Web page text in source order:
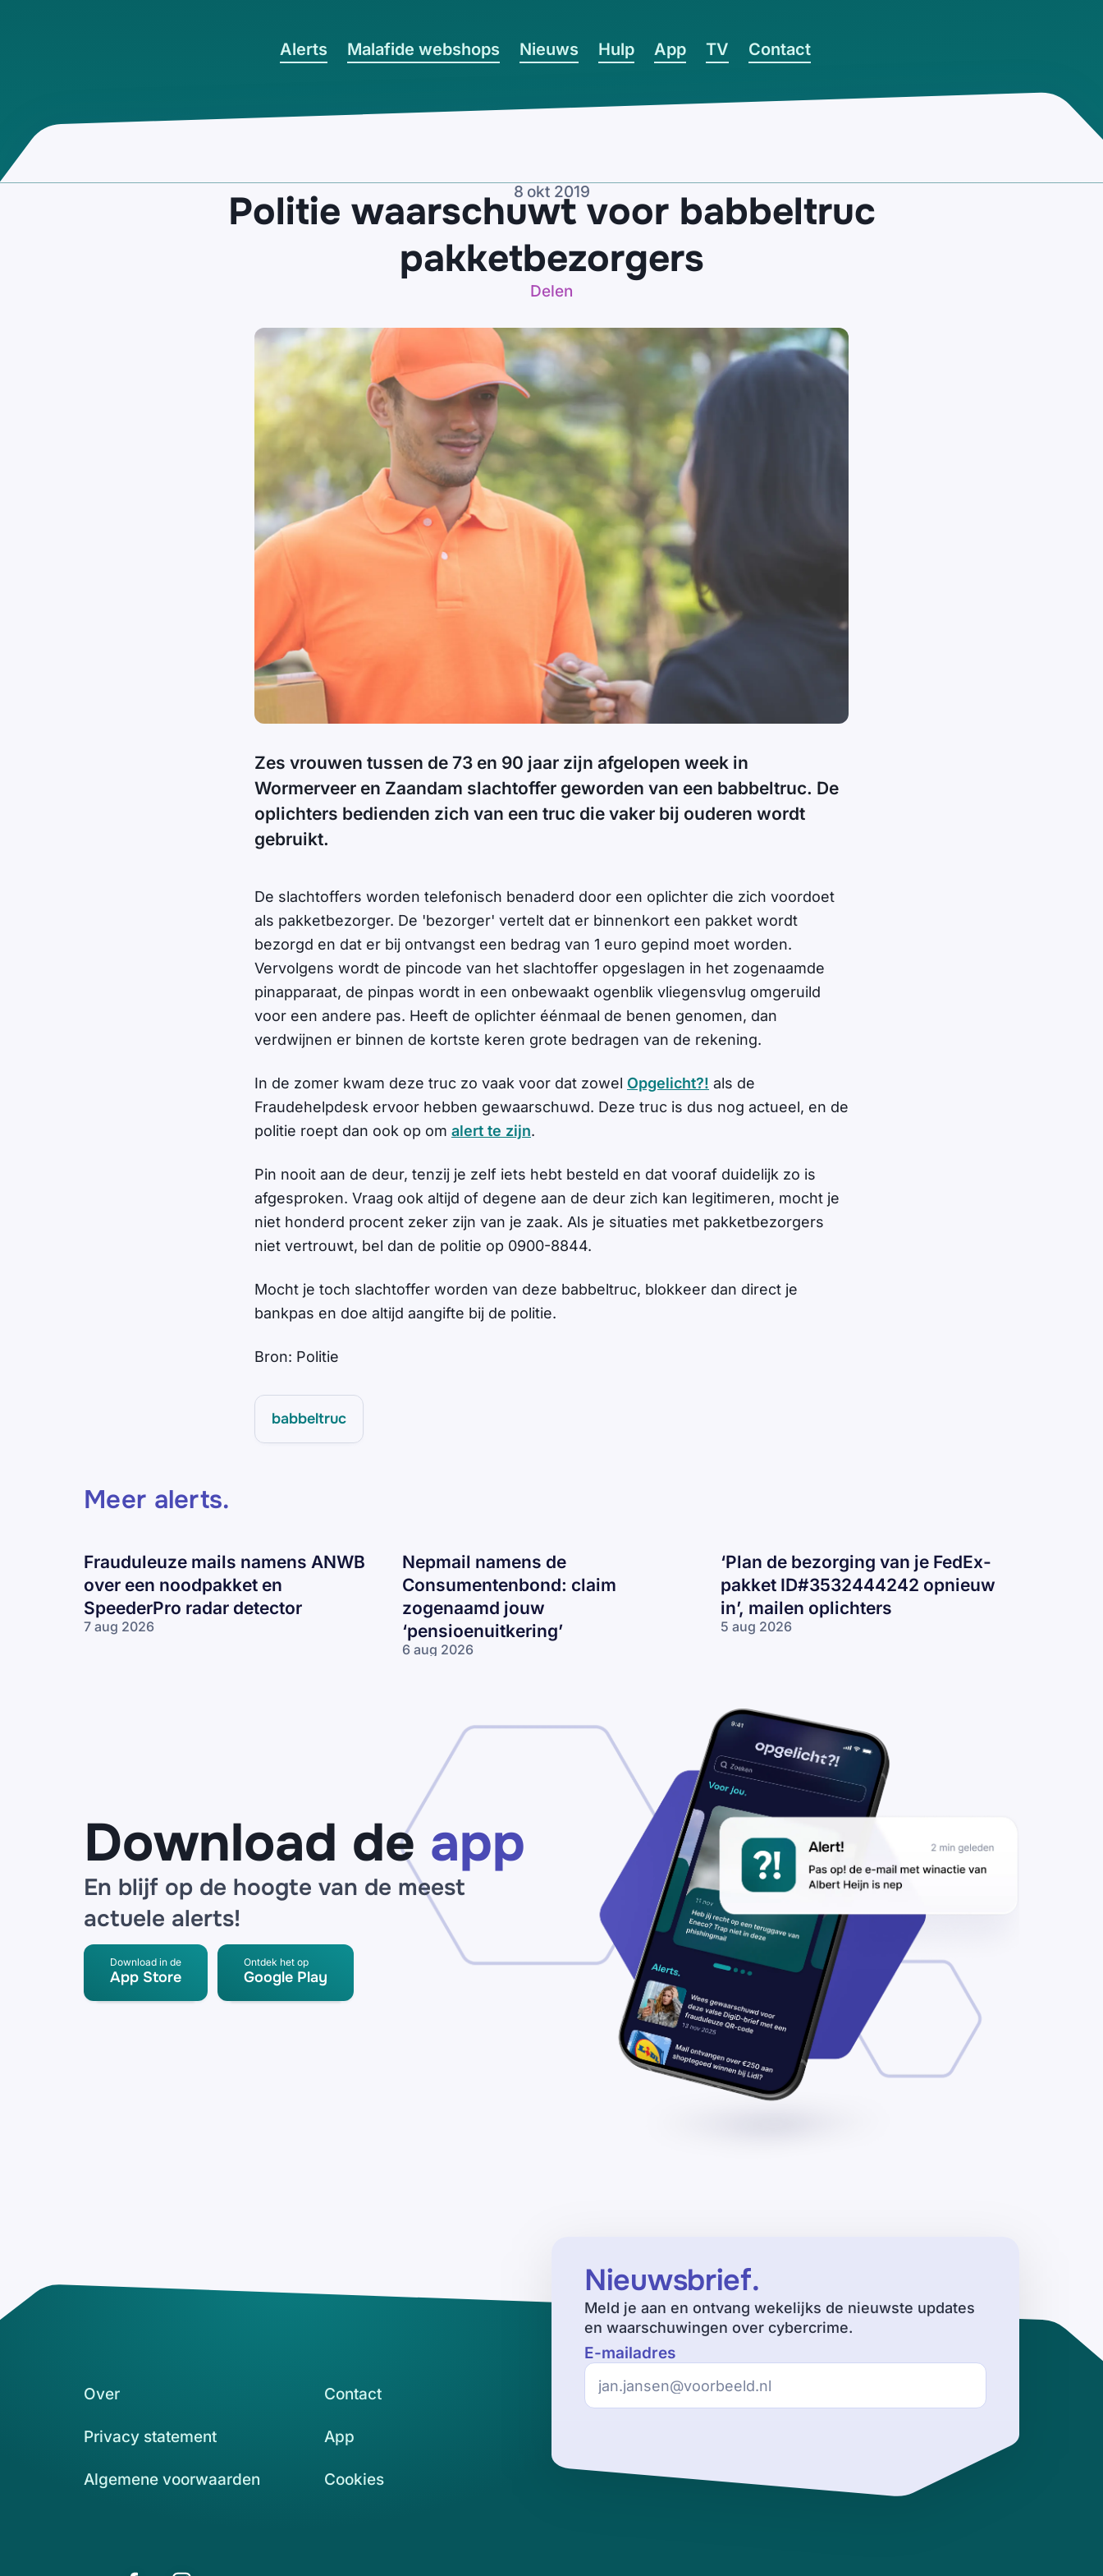
Alerts Malafide webshops Nieuws Hulp App TV Contact
8 okt 2019
Politie waarschuwt voor babbeltruc
pakketbezorgers
Delen
Zes vrouwen tussen de 73 en 90 jaar zijn afgelopen week in
Wormerveer en Zaandam slachtoffer geworden van een babbeltruc. De
oplichters bedienden zich van een truc die vaker bij ouderen wordt
gebruikt.
De slachtoffers worden telefonisch benaderd door een oplichter die zich voordoet
als pakketbezorger. De 'bezorger' vertelt dat er binnenkort een pakket wordt
bezorgd en dat er bij ontvangst een bedrag van 1 euro gepind moet worden.
Vervolgens wordt de pincode van het slachtoffer opgeslagen in het zogenaamde
pinapparaat, de pinpas wordt in een onbewaakt ogenblik vliegensvlug omgeruild
voor een andere pas. Heeft de oplichter éénmaal de benen genomen, dan
verdwijnen er binnen de kortste keren grote bedragen van de rekening.
In de zomer kwam deze truc zo vaak voor dat zowel Opgelicht?! als de
Fraudehelpdesk ervoor hebben gewaarschuwd. Deze truc is dus nog actueel, en de
politie roept dan ook op om alert te zijn.
Pin nooit aan de deur, tenzij je zelf iets hebt besteld en dat vooraf duidelijk zo is
afgesproken. Vraag ook altijd of degene aan de deur zich kan legitimeren, mocht je
niet honderd procent zeker zijn van je zaak. Als je situaties met pakketbezorgers
niet vertrouwt, bel dan de politie op 0900-8844.
Mocht je toch slachtoffer worden van deze babbeltruc, blokkeer dan direct je
bankpas en doe altijd aangifte bij de politie.
Bron: Politie
babbeltruc
Meer alerts.
Frauduleuze mails namens ANWB
over een noodpakket en
SpeederPro radar detector
7 aug 2026
Nepmail namens de
Consumentenbond: claim
zogenaamd jouw
‘pensioenuitkering’
6 aug 2026
‘pensioenuitkering’
‘Plan de bezorging van je FedEx-
pakket ID#3532444242 opnieuw
in’, mailen oplichters
5 aug 2026
opnieuw in’,
mailen
oplichters
Download de app
En blijf op de hoogte van de meest
actuele alerts!
Download in de
App Store
Ontdek het op
Google Play
Nieuwsbrief.
Meld je aan en ontvang wekelijks de nieuwste updates
en waarschuwingen over cybercrime.
E-mailadres
Over Contact
Privacy statement App
Algemene voorwaarden Cookies